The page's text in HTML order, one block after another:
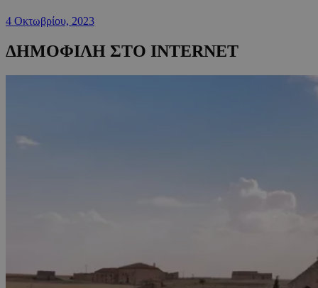
4 Οκτωβρίου, 2023
ΔΗΜΟΦΙΛΗ ΣΤΟ INTERNET